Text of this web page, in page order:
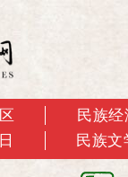
民族经
民族文